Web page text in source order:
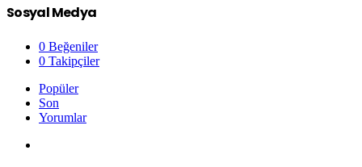
Sosyal Medya
0 Beğeniler
0 Takipçiler
Popüler
Son
Yorumlar